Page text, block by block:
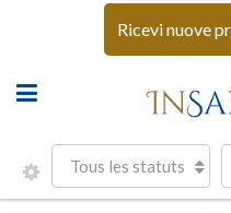
Ricevi nuove
Tous les statuts